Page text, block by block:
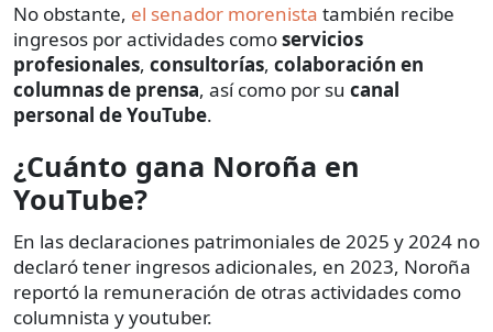
No obstante, el senador morenista también recibe
ingresos por actividades comoservicios
profesionales, consultorías, colaboración en
columnas de prensa, así como por su canal
personal de YouTube.
¿Cuánto gana Noroña en
YouTube?
En las declaraciones patrimoniales de 2025 y 2024 no
declaró tener ingresos adicionales, en 2023, Noroña
reportó la remuneración de otras actividades como
columnista y youtuber.